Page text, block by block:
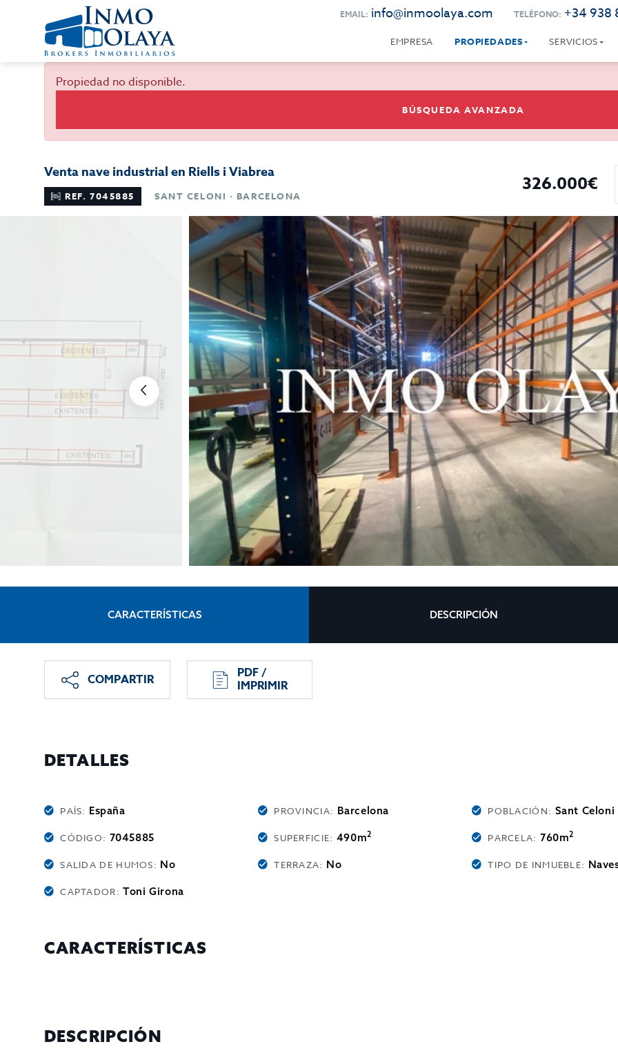
EMAIL: info@inmoolaya.com TELÉFONO: +34 938
EMPRESA PROPIEDADES SERVICIOS
Propiedad no disponible.
BÚSQUEDA AVANZADA
Venta nave industrial en Riells i Viabrea
REF. 7045885 SANT CELONI · BARCELONA 326.000€
CARACTERÍSTICAS DESCRIPCIÓN
COMPARTIR PDF /
IMPRIMIR
DETALLES
PAÍS: España PROVINCIA: Barcelona POBLACIÓN: Sant Celoni
CÓDIGO: 7045885 SUPERFICIE: 490m2 PARCELA: 760m2
SALIDA DE HUMOS: No TERRAZA: No TIPO DE INMUEBLE:
CAPTADOR:Toni Girona
CARACTERÍSTICAS
DESCRIPCIÓN